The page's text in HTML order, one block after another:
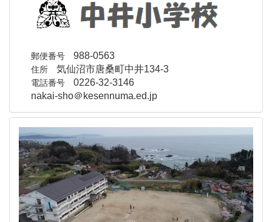
郵便番号 988-0563
住所 気仙沼市唐桑町中井134-3
電話番号 0226-32-3146
nakai-sho＠kesennuma.ed.jp